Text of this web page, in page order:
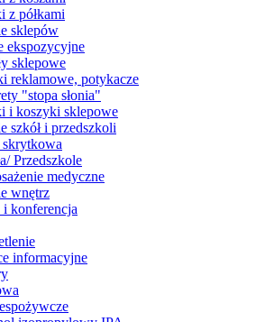
z półkami
sklepów
ekspozycyjne
sklepowe
reklamowe, potykacze
"stopa słonia"
i koszyki sklepowe
szkół i przedszkoli
skrytkowa
Przedszkole
medyczne
wnętrz
konferencja
informacyjne